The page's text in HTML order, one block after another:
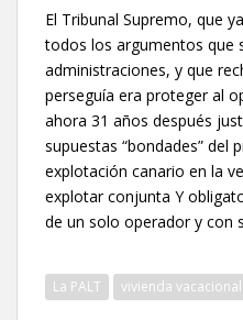
El Tribunal Supremo, que
todos los argumentos que
administraciones, y que
perseguía era proteger al
ahora 31 años después
supuestas “bondades” del
explotación canario en la
explotar conjunta Y
de un solo operador y con
La PALT vivienda vacacional